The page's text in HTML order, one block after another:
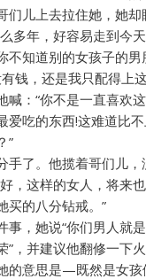
们儿上去拉住她，她
多年，好容易走到今
不知道别的女孩子的男
钱，还是我只配得上
喊：“你不是一直喜欢
爱吃的东西!这难道比
”
手了。他揽着哥们儿
，这样的女人，将来
买的八分钻戒。”
事，她说“你们男人就
”，并建议他翻修一下
的意思是—既然是女